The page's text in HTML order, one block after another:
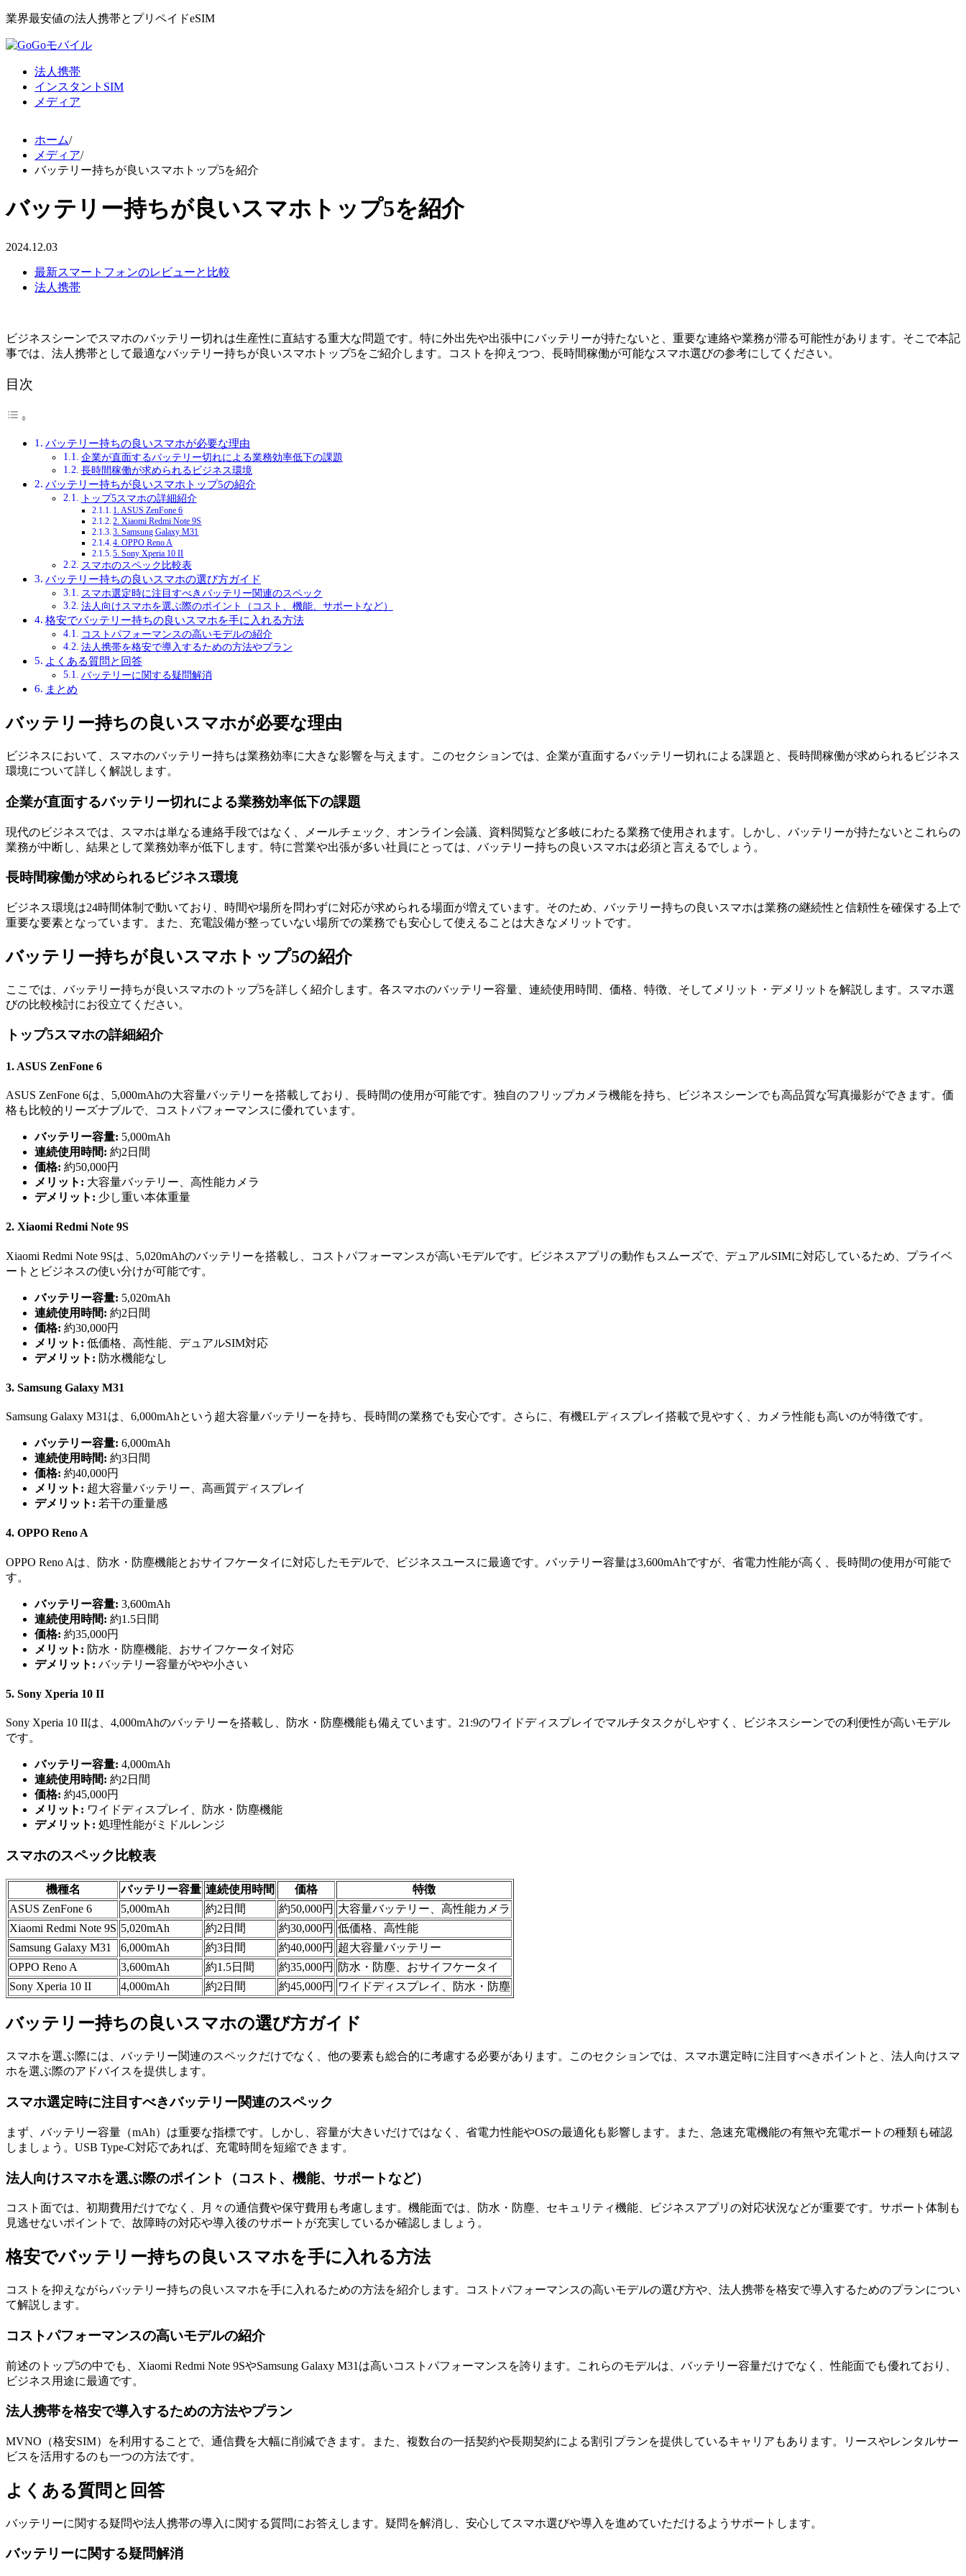
業界最安値の法人携帯とプリペイドeSIM
法人携帯
インスタントSIM
メディア
ホーム/
メディア/
バッテリー持ちが良いスマホトップ5を紹介
バッテリー持ちが良いスマホトップ5を紹介
2024.12.03
最新スマートフォンのレビューと比較
法人携帯
ビジネスシーンでスマホのバッテリー切れは生産性に直結する重大な問題です。特に外出先や出張中にバッテリーが持たないと、重要な連絡や業務が滞る可能性があります。そこで本記
事では、法人携帯として最適なバッテリー持ちが良いスマホトップ5をご紹介します。コストを抑えつつ、長時間稼働が可能なスマホ選びの参考にしてください。
目次
バッテリー持ちの良いスマホが必要な理由
企業が直面するバッテリー切れによる業務効率低下の課題
長時間稼働が求められるビジネス環境
バッテリー持ちが良いスマホトップ5の紹介
トップ5スマホの詳細紹介
1. ASUS ZenFone 6
2. Xiaomi Redmi Note 9S
3. Samsung Galaxy M31
4. OPPO Reno A
5. Sony Xperia 10 II
スマホのスペック比較表
バッテリー持ちの良いスマホの選び方ガイド
スマホ選定時に注目すべきバッテリー関連のスペック
法人向けスマホを選ぶ際のポイント（コスト、機能、サポートなど）
格安でバッテリー持ちの良いスマホを手に入れる方法
コストパフォーマンスの高いモデルの紹介
法人携帯を格安で導入するための方法やプラン
よくある質問と回答
バッテリーに関する疑問解消
まとめ
バッテリー持ちの良いスマホが必要な理由
ビジネスにおいて、スマホのバッテリー持ちは業務効率に大きな影響を与えます。このセクションでは、企業が直面するバッテリー切れによる課題と、長時間稼働が求められるビジネス
環境について詳しく解説します。
企業が直面するバッテリー切れによる業務効率低下の課題
現代のビジネスでは、スマホは単なる連絡手段ではなく、メールチェック、オンライン会議、資料閲覧など多岐にわたる業務で使用されます。しかし、バッテリーが持たないとこれらの
業務が中断し、結果として業務効率が低下します。特に営業や出張が多い社員にとっては、バッテリー持ちの良いスマホは必須と言えるでしょう。
長時間稼働が求められるビジネス環境
ビジネス環境は24時間体制で動いており、時間や場所を問わずに対応が求められる場面が増えています。そのため、バッテリー持ちの良いスマホは業務の継続性と信頼性を確保する上で
重要な要素となっています。また、充電設備が整っていない場所での業務でも安心して使えることは大きなメリットです。
バッテリー持ちが良いスマホトップ5の紹介
ここでは、バッテリー持ちが良いスマホのトップ5を詳しく紹介します。各スマホのバッテリー容量、連続使用時間、価格、特徴、そしてメリット・デメリットを解説します。スマホ選
びの比較検討にお役立てください。
トップ5スマホの詳細紹介
1. ASUS ZenFone 6
ASUS ZenFone 6は、5,000mAhの大容量バッテリーを搭載しており、長時間の使用が可能です。独自のフリップカメラ機能を持ち、ビジネスシーンでも高品質な写真撮影ができます。価
格も比較的リーズナブルで、コストパフォーマンスに優れています。
バッテリー容量: 5,000mAh
連続使用時間: 約2日間
価格: 約50,000円
メリット: 大容量バッテリー、高性能カメラ
デメリット: 少し重い本体重量
2. Xiaomi Redmi Note 9S
Xiaomi Redmi Note 9Sは、5,020mAhのバッテリーを搭載し、コストパフォーマンスが高いモデルです。ビジネスアプリの動作もスムーズで、デュアルSIMに対応しているため、プライベ
ートとビジネスの使い分けが可能です。
バッテリー容量: 5,020mAh
連続使用時間: 約2日間
価格: 約30,000円
メリット: 低価格、高性能、デュアルSIM対応
デメリット: 防水機能なし
3. Samsung Galaxy M31
Samsung Galaxy M31は、6,000mAhという超大容量バッテリーを持ち、長時間の業務でも安心です。さらに、有機ELディスプレイ搭載で見やすく、カメラ性能も高いのが特徴です。
バッテリー容量: 6,000mAh
連続使用時間: 約3日間
価格: 約40,000円
メリット: 超大容量バッテリー、高画質ディスプレイ
デメリット: 若干の重量感
4. OPPO Reno A
OPPO Reno Aは、防水・防塵機能とおサイフケータイに対応したモデルで、ビジネスユースに最適です。バッテリー容量は3,600mAhですが、省電力性能が高く、長時間の使用が可能で
す。
バッテリー容量: 3,600mAh
連続使用時間: 約1.5日間
価格: 約35,000円
メリット: 防水・防塵機能、おサイフケータイ対応
デメリット: バッテリー容量がやや小さい
5. Sony Xperia 10 II
Sony Xperia 10 IIは、4,000mAhのバッテリーを搭載し、防水・防塵機能も備えています。21:9のワイドディスプレイでマルチタスクがしやすく、ビジネスシーンでの利便性が高いモデル
です。
バッテリー容量: 4,000mAh
連続使用時間: 約2日間
価格: 約45,000円
メリット: ワイドディスプレイ、防水・防塵機能
デメリット: 処理性能がミドルレンジ
スマホのスペック比較表
機種名 バッテリー容量 連続使用時間 価格
特徴
ASUS ZenFone 6
5,000mAh 約2日間 約50,000円 大容量バッテリー、高性能カメラ
Xiaomi Redmi Note 9S 5,020mAh 約2日間 約30,000円 低価格、高性能
Samsung Galaxy M31
6,000mAh 約3日間 約40,000円 超大容量バッテリー
OPPO Reno A
3,600mAh 約1.5日間 約35,000円
防水・防塵、おサイフケータイ
Sony Xperia 10 II
4,000mAh 約2日間 約45,000円 ワイドディスプレイ、防水・防塵
バッテリー持ちの良いスマホの選び方ガイド
スマホを選ぶ際には、バッテリー関連のスペックだけでなく、他の要素も総合的に考慮する必要があります。このセクションでは、スマホ選定時に注目すべきポイントと、法人向けスマ
ホを選ぶ際のアドバイスを提供します。
スマホ選定時に注目すべきバッテリー関連のスペック
まず、バッテリー容量（mAh）は重要な指標です。しかし、容量が大きいだけではなく、省電力性能やOSの最適化も影響します。また、急速充電機能の有無や充電ポートの種類も確認
しましょう。USB Type-C対応であれば、充電時間を短縮できます。
法人向けスマホを選ぶ際のポイント（コスト、機能、サポートなど）
コスト面では、初期費用だけでなく、月々の通信費や保守費用も考慮します。機能面では、防水・防塵、セキュリティ機能、ビジネスアプリの対応状況などが重要です。サポート体制も
見逃せないポイントで、故障時の対応や導入後のサポートが充実しているか確認しましょう。
格安でバッテリー持ちの良いスマホを手に入れる方法
コストを抑えながらバッテリー持ちの良いスマホを手に入れるための方法を紹介します。コストパフォーマンスの高いモデルの選び方や、法人携帯を格安で導入するためのプランについ
て解説します。
コストパフォーマンスの高いモデルの紹介
前述のトップ5の中でも、Xiaomi Redmi Note 9SやSamsung Galaxy M31は高いコストパフォーマンスを誇ります。これらのモデルは、バッテリー容量だけでなく、性能面でも優れており、
ビジネス用途に最適です。
法人携帯を格安で導入するための方法やプラン
MVNO（格安SIM）を利用することで、通信費を大幅に削減できます。また、複数台の一括契約や長期契約による割引プランを提供しているキャリアもあります。リースやレンタルサー
ビスを活用するのも一つの方法です。
よくある質問と回答
バッテリーに関する疑問や法人携帯の導入に関する質問にお答えします。疑問を解消し、安心してスマホ選びや導入を進めていただけるようサポートします。
バッテリーに関する疑問解消